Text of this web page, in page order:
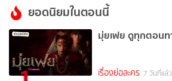
ยอดนิยมในตอนนี้
มุ่ยเฟย ดูทุกตอนท
เรื่องย่อละคร 7 วันที่แล้ว